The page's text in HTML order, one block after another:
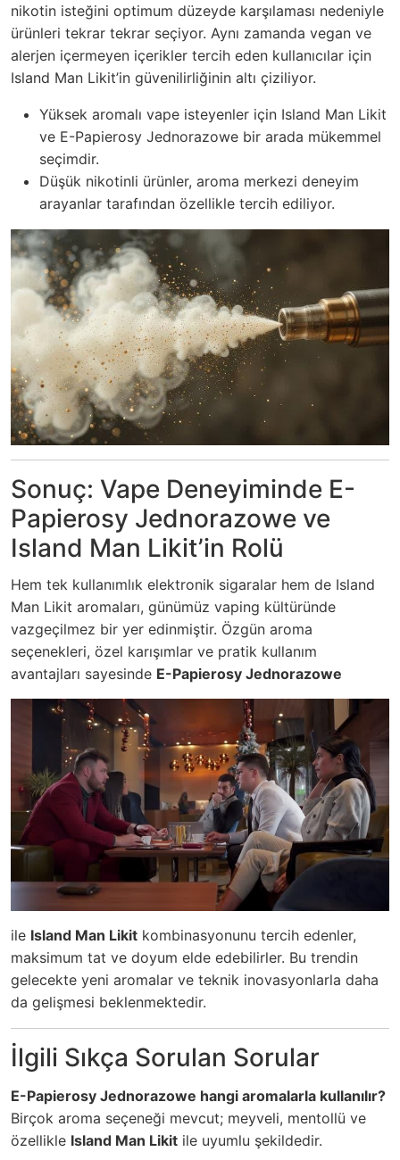
nikotin isteğini optimum düzeyde karşılaması nedeniyle
ürünleri tekrar tekrar seçiyor. Aynı zamanda vegan ve
alerjen içermeyen içerikler tercih eden kullanıcılar için
Island Man Likit’in güvenilirliğinin altı çiziliyor.
Yüksek aromalı vape isteyenler için Island Man Likit
ve E-Papierosy Jednorazowe bir arada mükemmel
seçimdir.
Düşük nikotinli ürünler, aroma merkezi deneyim
arayanlar tarafından özellikle tercih ediliyor.
Sonuç: Vape Deneyiminde E-
Papierosy Jednorazowe ve
Island Man Likit’in Rolü
Hem tek kullanımlık elektronik sigaralar hem de Island
Man Likit aromaları, günümüz vaping kültüründe
vazgeçilmez bir yer edinmiştir. Özgün aroma
seçenekleri, özel karışımlar ve pratik kullanım
avantajları sayesinde E-Papierosy Jednorazowe
ile Island Man Likit kombinasyonunu tercih edenler,
maksimum tat ve doyum elde edebilirler. Bu trendin
gelecekte yeni aromalar ve teknik inovasyonlarla daha
da gelişmesi beklenmektedir.
İlgili Sıkça Sorulan Sorular
E-Papierosy Jednorazowe hangi aromalarla kullanılır?
Birçok aroma seçeneği mevcut; meyveli, mentollü ve
özellikle Island Man Likit ile uyumlu şekildedir.